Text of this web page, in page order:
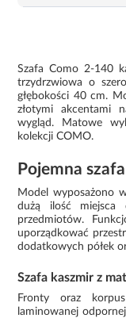
Szafa Como 2-140
trzydrzwiowa o
głębokości 40 cm.
złotymi akcentami
wygląd. Matowe
kolekcji COMO.
Pojemna
Model wyposażono
dużą ilość miejsca
przedmiotów.
uporządkować
dodatkowych półek
Szafa kaszmir z
Fronty oraz
laminowanej